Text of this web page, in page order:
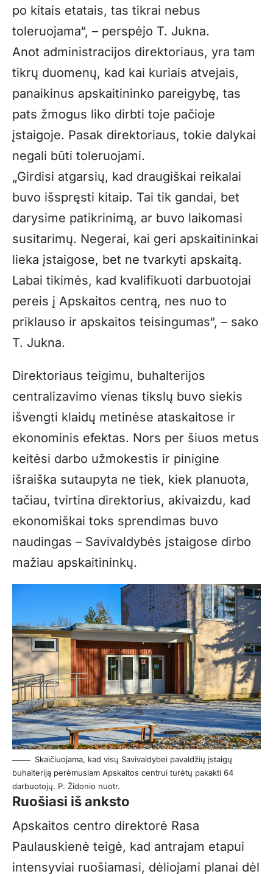
po kitais etatais, tas tikrai nebus
toleruojama“, – perspėjo T. Jukna.
Anot administracijos direktoriaus, yra tam
tikrų duomenų, kad kai kuriais atvejais,
panaikinus apskaitininko pareigybę, tas
pats žmogus liko dirbti toje pačioje
įstaigoje. Pasak direktoriaus, tokie dalykai
negali būti toleruojami.
„Girdisi atgarsių, kad draugiškai reikalai
buvo išspręsti kitaip. Tai tik gandai, bet
darysime patikrinimą, ar buvo laikomasi
susitarimų. Negerai, kai geri apskaitininkai
lieka įstaigose, bet ne tvarkyti apskaitą.
Labai tikimės, kad kvalifikuoti darbuotojai
pereis į Apskaitos centrą, nes nuo to
priklauso ir apskaitos teisingumas“, – sako
T. Jukna.
Direktoriaus teigimu, buhalterijos
centralizavimo vienas tikslų buvo siekis
išvengti klaidų metinėse ataskaitose ir
ekonominis efektas. Nors per šiuos metus
keitėsi darbo užmokestis ir pinigine
išraiška sutaupyta ne tiek, kiek planuota,
tačiau, tvirtina direktorius, akivaizdu, kad
ekonomiškai toks sprendimas buvo
naudingas – Savivaldybės įstaigose dirbo
mažiau apskaitininkų.
Skaičiuojama, kad visų Savivaldybei pavaldžių įstaigų
buhalteriją perėmusiam Apskaitos centrui turėtų pakakti 64
darbuotojų. P. Židonio nuotr.
Ruošiasi iš anksto
Apskaitos centro direktorė Rasa
Paulauskienė teigė, kad antrajam etapui
intensyviai ruošiamasi, dėliojami planai dėl